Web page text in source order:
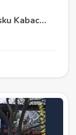
Willa z basenem w otulinie Lasku Kabackiego